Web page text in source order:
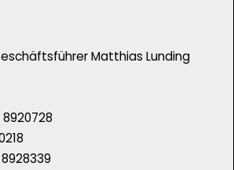
Matthias Lunding